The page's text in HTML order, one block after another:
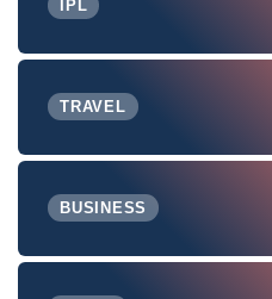
IPL
TRAVEL
BUSINESS